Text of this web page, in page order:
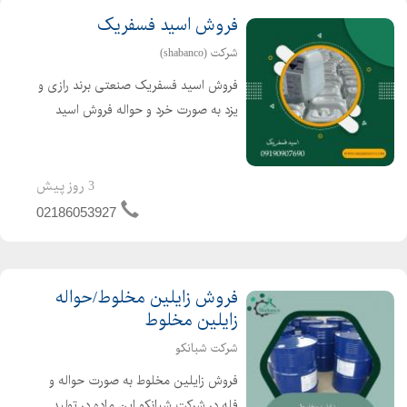
فروش اسید فسفریک
شرکت (shabanco)
فروش اسید فسفریک صنعتی برند رازی و
یزد به صورت خرد و حواله فروش اسید
و موجودی بار با شماره های زیر تماس
3 روز پیش
02186053927
فروش زایلین مخلوط/حواله
زایلین مخلوط
شرکت شبانکو
فروش زایلین مخلوط به صورت حواله و